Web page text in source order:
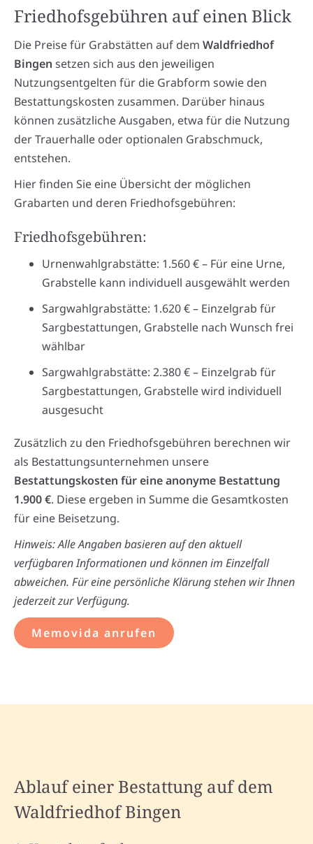
Friedhofsgebühren auf einen Blick
Die Preise für Grabstätten auf dem Waldfriedhof
Bingen setzen sich aus den jeweiligen
Nutzungsentgelten für die Grabform sowie den
Bestattungskosten zusammen. Darüber hinaus
können zusätzliche Ausgaben, etwa für die Nutzung
der Trauerhalle oder optionalen Grabschmuck,
entstehen.
Hier finden Sie eine Übersicht der möglichen
Grabarten und deren Friedhofsgebühren:
Friedhofsgebühren:
Urnenwahlgrabstätte: 1.560 € – Für eine Urne,
Grabstelle kann individuell ausgewählt werden
Sargwahlgrabstätte: 1.620 € – Einzelgrab für
Sargbestattungen, Grabstelle nach Wunsch frei
wählbar
Sargwahlgrabstätte: 2.380 € – Einzelgrab für
Sargbestattungen, Grabstelle wird individuell
ausgesucht
Zusätzlich zu den Friedhofsgebühren berechnen wir
als Bestattungsunternehmen unsere
Bestattungskosten für eine anonyme Bestattung
1.900 €. Diese ergeben in Summe die Gesamtkosten
für eine Beisetzung.
Hinweis: Alle Angaben basieren auf den aktuell
verfügbaren Informationen und können im Einzelfall
abweichen. Für eine persönliche Klärung stehen wir Ihnen
jederzeit zur Verfügung.
Memovida anrufen
Ablauf einer Bestattung auf dem
Waldfriedhof Bingen